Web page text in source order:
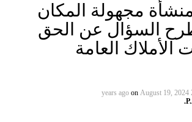
4” منشأة مجهولة المكان
السؤال عن الحق
الأملاك العامة
2
on August 19, 2024